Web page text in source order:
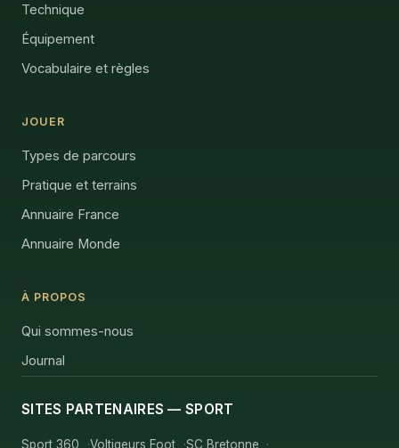
Technique
Équipement
Vocabulaire et règles
JOUER
Types de parcours
Pratique et terrains
Annuaire France
Annuaire Monde
À PROPOS
Qui sommes-nous
Journal
SITES PARTENAIRES — SPORT
Sport 360 Voltigeurs Foot SC Bretonne